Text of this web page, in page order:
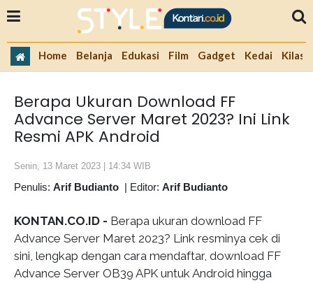
Home Belanja Edukasi Film Gadget Kedai Kilas
Berapa Ukuran Download FF
Advance Server Maret 2023? Ini Link
Resmi APK Android
Senin, 13 Maret 2023 | 14:34 WIB
Penulis: Arif Budianto | Editor: Arif Budianto
KONTAN.CO.ID - Berapa ukuran download FF
Advance Server Maret 2023? Link resminya cek di
sini, lengkap dengan cara mendaftar, download FF
Advance Server OB39 APK untuk Android hingga